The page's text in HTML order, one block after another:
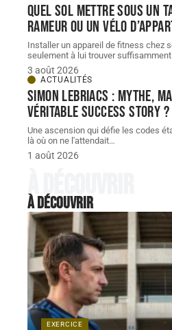
Quel sol mettre sous un
rameur ou un vélo
Installer un appareil de fitness chez
seulement à lui trouver
3 août 2026
ACTUALITÉS
Simon Lebriacs : mythe,
véritable success story ?
Une ascension qui défie les codes
là où on ne l'attendait…
1 août 2026
À découvrir
À découvrir
EXERCICE